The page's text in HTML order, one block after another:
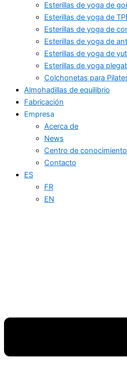
Esterillas de yoga de
Esterillas de yoga de
Esterillas de yoga de
Esterillas de yoga de
Esterillas de yoga de
Esterillas de yoga
Colchonetas para
Almohadillas de equilibrio
Fabricación
Empresa
Acerca de
News
Centro de conocimiento
Contacto
ES
FR
EN